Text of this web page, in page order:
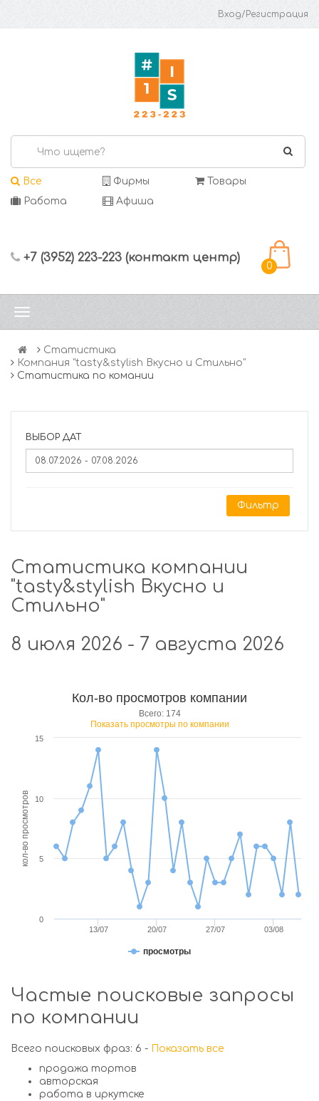
Вход/Регистрация
Все Фирмы
Товары
Работа
Афиша
+7 (3952) 223-223 (контакт центр)
0
Статистика
Компания "tasty&stylish Вкусно и Стильно"
Статистика по комании
ВЫБОР ДАТ
Фильтр
Статистика компании
"tasty&stylish Вкусно и
Стильно"
8 июля 2026 - 7 августа 2026
кол-во просмотров
Кол-во просмотров компании
Всего: 174
Показать просмотры по компании
просмотры
13/07 20/07 27/07 03/08
0
5
10
15
Частые поисковые запросы
по компании
Всего поисковых фраз: 6 - Показать все
продажа тортов
авторская
работа в иркутске